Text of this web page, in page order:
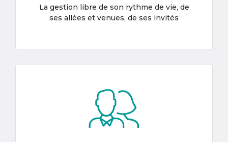
La gestion libre de son rythme de vie, de
ses allées et venues, de ses invités